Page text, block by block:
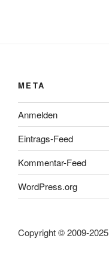
META
Anmelden
Eintrags-Feed
Kommentar-Feed
WordPress.org
Copyright © 2009-